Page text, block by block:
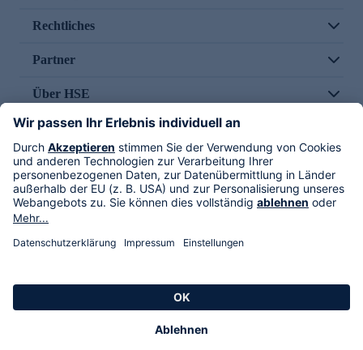
Rechtliches
Partner
Über HSE
Im TV
HSE International